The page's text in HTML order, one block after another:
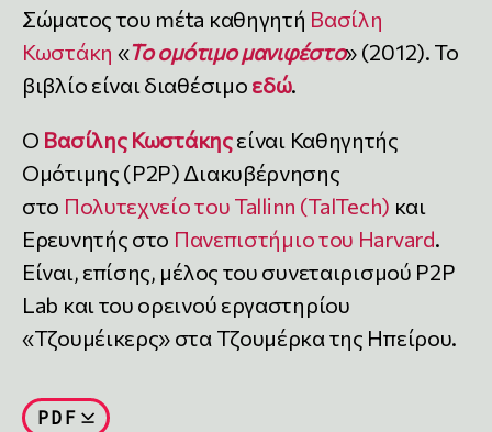
Σώματος του mέta καθηγητή Βασίλη
Κωστάκη «Το ομότιμο μανιφέστο» (2012). Το
βιβλίο είναι διαθέσιμο εδώ.
Ο Βασίλης Κωστάκηςείναι Καθηγητής
Ομότιμης (P2P) Διακυβέρνησης
στο Πολυτεχνείο του Tallinn (TalTech) και
Ερευνητής στο Πανεπιστήμιο του Harvard.
Είναι, επίσης, μέλος του συνεταιρισμού P2P
Lab και του ορεινού εργαστηρίου
«Τζουμέικερς» στα Τζουμέρκα της Ηπείρου.
PDF